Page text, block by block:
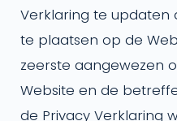
Verklaring te updaten
te plaatsen op de
zeerste aangewezen
Website en de
de Privacy Verklaring